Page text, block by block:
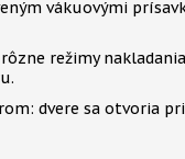
vákuovými
režimy
dvere sa otvoria